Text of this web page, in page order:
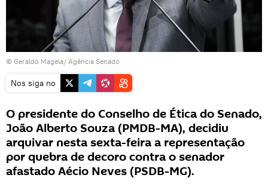
© Geraldo Magela/ Agência Senado
Nos siga no
O presidente do Conselho de Ética do Senado,
João Alberto Souza (PMDB-MA), decidiu
arquivar nesta sexta-feira a representação
por quebra de decoro contra o senador
afastado Aécio Neves (PSDB-MG).